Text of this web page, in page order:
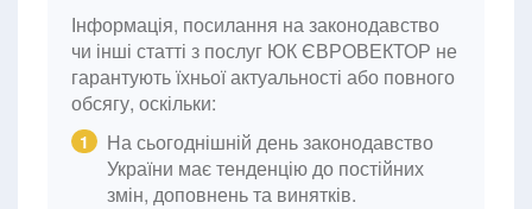
Інформація, посилання на законодавство
чи інші статті з послуг ЮК ЄВРОВЕКТОР не
гарантують їхньої актуальності або повного
обсягу, оскільки:
1
На сьогоднішній день законодавство
України має тенденцію до постійних
змін, доповнень та винятків.